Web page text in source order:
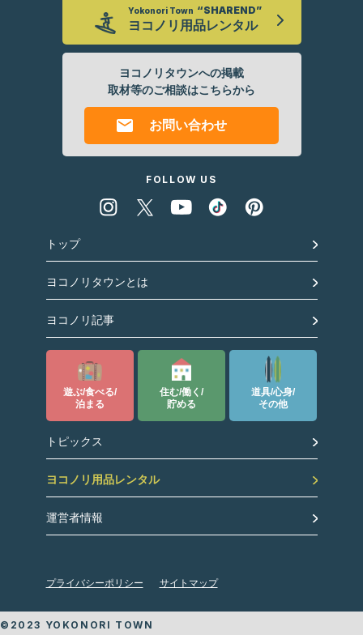
Yokonori Town “SHAREND”
ヨコノリ 用品レンタル
ヨコノリタウンへの掲載
取材等のご相談はこちらから
お問い合わせ
FOLLOW US
プライバシーポリシー サイトマップ
トップ
ヨコノリタウンとは
ヨコノリ記事
遊ぶ/食べる/
泊まる
住む/働く/
貯める
道具/心身/
その他
トピックス
ヨコノリ用品レンタル
運営者情報
©2023 YOKONORI TOWN